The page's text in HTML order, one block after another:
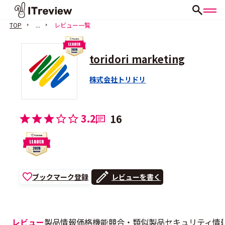
TOP ... レビュー一覧
toridori marketing
株式会社トリドリ
3.2 16
ブックマーク登録 レビューを書く
レビュー製品情報価格機能競合・類似製品セキュリティ情